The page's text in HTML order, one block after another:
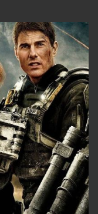
Семену
согласие
но дед
как
В газете
миллионы
жизнь в
в эко-
с этой
сына и